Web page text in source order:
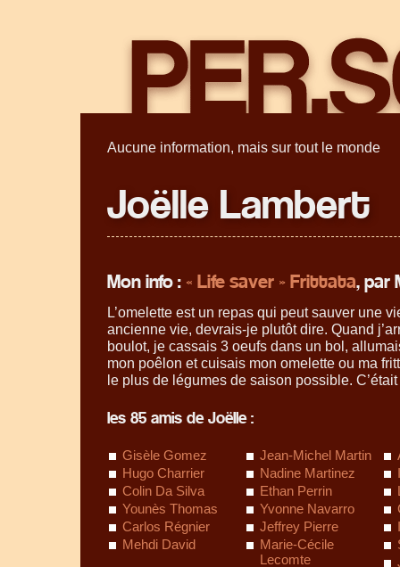
Aucune information, mais sur tout le monde
Joëlle Lambert
Mon info : « Life saver » Frittata, par
L’omelette est un repas qui peut sauver une
ancienne vie, devrais-je plutôt dire. Quand
boulot, je cassais 3 oeufs dans un bol,
mon poêlon et cuisais mon omelette ou ma
le plus de légumes de saison possible.
les 85 amis de Joëlle :
Gisèle Gomez Jean-Michel Martin
Hugo Charrier
Nadine Martinez
Colin Da Silva
Ethan Perrin
Younès Thomas
Yvonne Navarro
Carlos Régnier
Jeffrey Pierre
Mehdi David
Marie-Cécile
Lecomte